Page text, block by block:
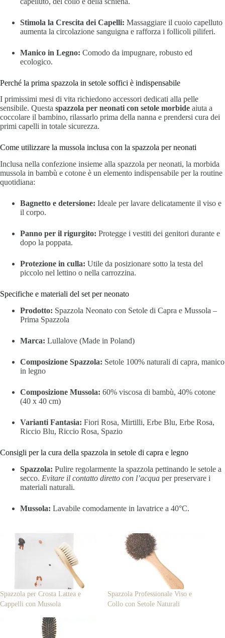
Stimola la Crescita dei Capelli: Massaggiare il cuoio capelluto
aumenta la circolazione sanguigna e rafforza i follicoli piliferi.
Manico in Legno: Comodo da impugnare, robusto ed
ecologico.
Perché la prima spazzola in setole soffici è indispensabile
I primissimi mesi di vita richiedono accessori dedicati alla pelle
sensibile. Questa spazzola per neonati con setole morbide aiuta a
coccolare il bambino, rilassarlo prima della nanna e prendersi cura dei
primi capelli in totale sicurezza.
Come utilizzare la mussola inclusa con la spazzola per neonati
Inclusa nella confezione insieme alla spazzola per neonati, la morbida
mussola in bambù e cotone è un elemento indispensabile per la routine
quotidiana:
Bagnetto e detersione: Ideale per lavare delicatamente il viso e
il corpo.
Panno per il rigurgito: Protegge i vestiti dei genitori durante e
dopo la poppata.
Protezione in culla: Utile da posizionare sotto la testa del
piccolo nel lettino o nella carrozzina.
Specifiche e materiali del set per neonato
Prodotto: Spazzola Neonato con Setole di Capra e Mussola –
Prima Spazzola
Marca: Lullalove (Made in Poland)
Composizione Spazzola: Setole 100% naturali di capra, manico
in legno
Composizione Mussola: 60% viscosa di bambù, 40% cotone
(40 x 40 cm)
Varianti Fantasia: Fiori Rosa, Mirtilli, Erbe Blu, Erbe Rosa,
Riccio Blu, Riccio Rosa, Spazio
Consigli per la cura della spazzola in setole di capra e legno
Spazzola: Pulire regolarmente la spazzola pettinando le setole a
secco. Evitare il contatto diretto con l’acqua per preservare i
materiali naturali.
Mussola: Lavabile comodamente in lavatrice a 40°C.
Spazzola per Crosta Lattea e
Cappelli con Mussola
Spazzola Professionale Viso e
Collo con Setole Naturali